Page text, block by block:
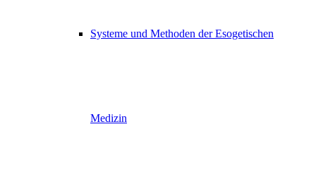
Systeme und Methoden der Esogetischen
Medizin